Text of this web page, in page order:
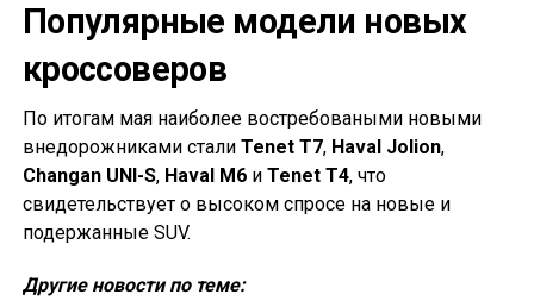
Популярные модели новых
кроссоверов
По итогам мая наиболее востребоваными новыми
внедорожниками стали Tenet T7, Haval Jolion,
Changan UNI-S, Haval M6и Tenet T4, что
свидетельствует о высоком спросе на новые и
подержанные SUV.
Другие новости по теме: